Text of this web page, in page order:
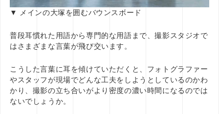
▼ メインの大塚を囲むバウンスボード
普段耳慣れた用語から専門的な用語まで、撮影スタジオで
はさまざまな言葉が飛び交います。
こうした言葉に耳を傾けていただくと、フォトグラファー
やスタッフが現場でどんな工夫をしようとしているのかわ
かり、撮影の立ち合いがより密度の濃い時間になるのでは
ないでしょうか。